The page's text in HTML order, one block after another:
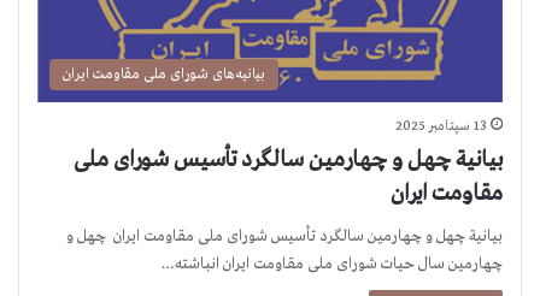
بیانیه‌های شورای ملی مقاومت ایران
13 سپتامبر 2025
بیانیة چهل‌ و چهارمین سالگرد تأسیس شورای ملی
مقاومت ایران
بیانیة چهل‌ و چهارمین سالگرد تأسیس شورای ملی مقاومت ایران چهل و
چهارمین سال حیات شورای ملی مقاومت ایران انباشته…